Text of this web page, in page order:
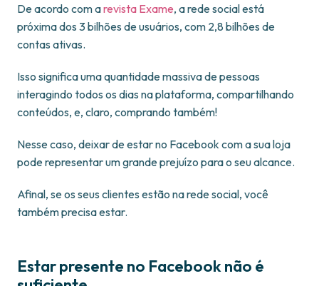
De acordo com arevista Exame, a rede social está
próxima dos 3 bilhões de usuários, com 2,8 bilhões de
contas ativas.
Isso significa uma quantidade massiva de pessoas
interagindo todos os dias na plataforma, compartilhando
conteúdos, e, claro, comprando também!
Nesse caso, deixar de estar no Facebook com a sua loja
pode representar um grande prejuízo para o seu alcance.
Afinal, se os seus clientes estão na rede social, você
também precisa estar.
Estar presente no Facebook não é